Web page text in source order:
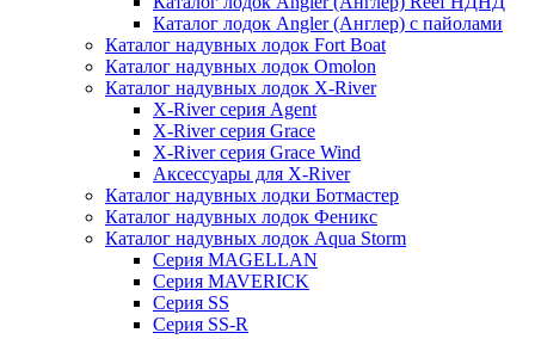
Каталог лодок Angler (Англер) с пайолами
Каталог надувных лодок Fort Boat
Каталог надувных лодок Omolon
Каталог надувных лодок X-River
X-River серия Agent
X-River серия Grace
X-River серия Grace Wind
Аксессуары для X-River
Каталог надувных лодки Ботмастер
Каталог надувных лодок Феникc
Каталог надувных лодок Aqua Storm
Серия MAGELLAN
Серия MAVERICK
Серия SS
Серия SS-R